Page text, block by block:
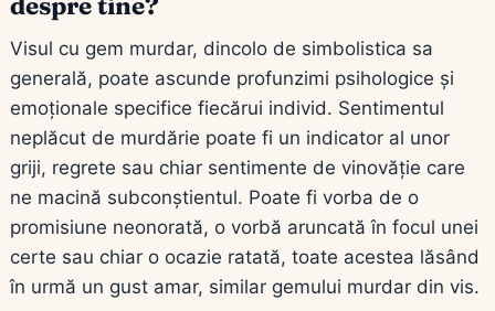
Visul cu gem murdar, dincolo de simbolistica sa
generală, poate ascunde profunzimi psihologice și
emoționale specifice fiecărui individ. Sentimentul
neplăcut de murdărie poate fi un indicator al unor
griji, regrete sau chiar sentimente de vinovăție care
ne macină subconștientul. Poate fi vorba de o
promisiune neonorată, o vorbă aruncată în focul unei
certe sau chiar o ocazie ratată, toate acestea lăsând
în urmă un gust amar, similar gemului murdar din vis.